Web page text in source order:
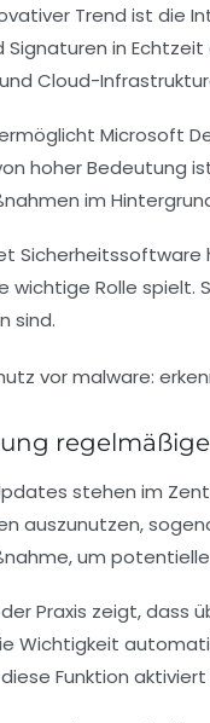
Trend ist die
Signaturen in
Cloud-
Microsoft
hoher Bedeutung
im
Sicherheitssoftware
wichtige Rolle
sind.
stehen im
auszunutzen,
um
der Praxis zeigt,
Wichtigkeit
Funktion